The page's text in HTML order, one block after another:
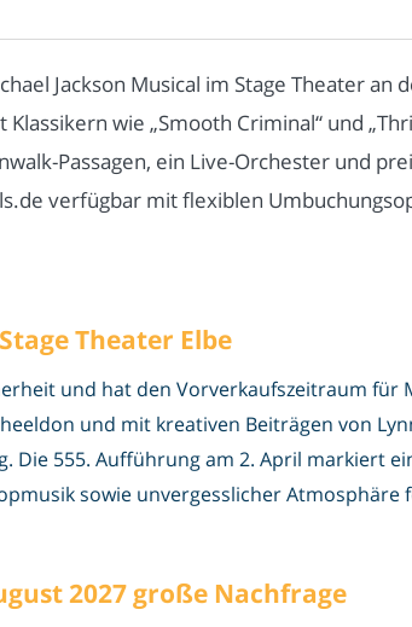
Jackson Musical im Stage Theater an
wie „Smooth Criminal“ und
Passagen, ein Live-Orchester und
verfügbar mit flexiblen
Theater Elbe
und hat den Vorverkaufszeitraum für
und mit kreativen Beiträgen von
Die 555. Aufführung am 2. April markiert
sowie unvergesslicher Atmosphäre
2027 große Nachfrage